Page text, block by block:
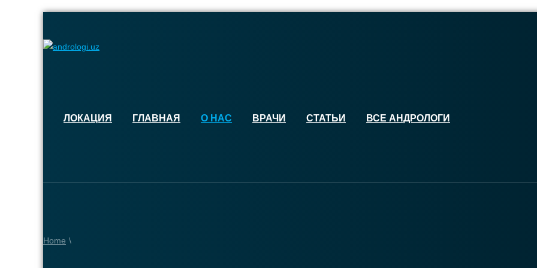
ЛОКАЦИЯ ГЛАВНАЯ О НАС ВРАЧИ СТАТЬИ ВСЕ АНДРОЛОГИ
Home \